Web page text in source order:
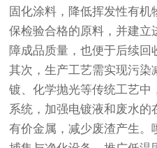
固化涂料，降低挥发性有
保检验合格的原料，并建立
障成品质量，也便于后续回
其次，生产工艺需实现污
镀、化学抛光等传统工艺中
系统，加强电镀液和废水的
有价金属，减少废渣产生。